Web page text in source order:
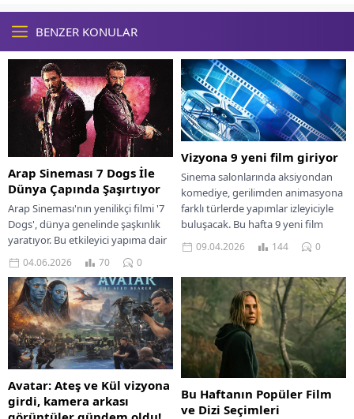
BENZER KONULAR
Arap Sineması 7 Dogs İle
Dünya Çapında Şaşırtıyor
Arap Sineması'nın yenilikçi filmi '7
Dogs', dünya genelinde şaşkınlık
yaratıyor. Bu etkileyici yapıma dair
detayı kaçırmayın.
04.06.2026 70 0
Vizyona 9 yeni film giriyor
Sinema salonlarında aksiyondan
komediye, gerilimden animasyona
farklı türlerde yapımlar izleyiciyle
buluşacak. Bu hafta 9 yeni film
vizyona giriyor.
09.04.2026 144 0
Avatar: Ateş ve Kül vizyona
girdi, kamera arkası
Bu Haftanın Popüler Film
ve Dizi Seçimleri